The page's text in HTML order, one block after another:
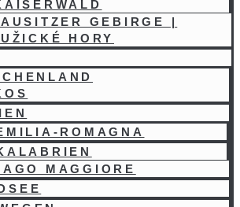
GEBIRGE |
HORY
ROMAGNA
MAGGIORE